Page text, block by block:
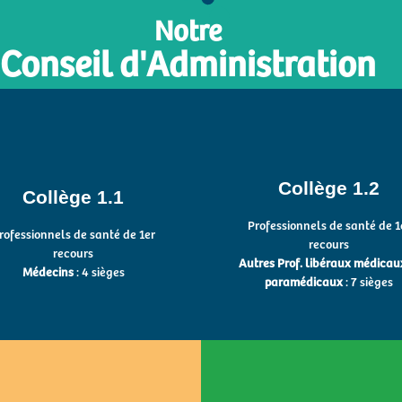
Notre
Conseil d'Administration
Collège 1.1
de santé de 1er
recours
Médecins: 4 sièges
1.1 :
COTTENCEAU
DESFLACHES Collège 1.2
Professionnels de santé de
recours
Autres Prof. libéraux
paramédicaux: 7 sièges
Autres Prof.
- Pierre VILLEDIEU (Pharmacien)
- Myriam BELKACEM
- Aurélie LERGARD (IDEL)